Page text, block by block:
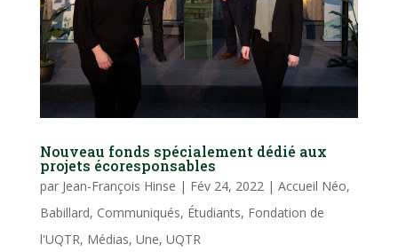
Nouveau fonds spécialement dédié aux
projets écoresponsables
par Jean-François Hinse | Fév 24, 2022 | Accueil Néo,
Babillard, Communiqués, Étudiants, Fondation de
l'UQTR, Médias, Une, UQTR